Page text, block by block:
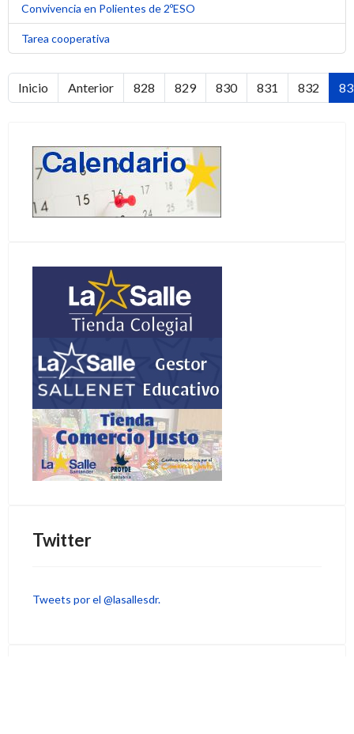
Convivencia en Polientes de 2ºESO
Tarea cooperativa
Inicio Anterior 828 829 830 831 832
Twitter
Tweets por el @lasallesdr.